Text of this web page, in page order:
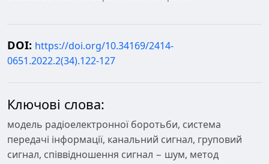
DOI: https://doi.org/10.34169/2414-
0651.2022.2(34).122-127
Ключові слова:
модель радіоелектронної боротьби, система
передачі інформації, канальний сигнал, груповий
сигнал, співвідношення сигнал − шум, метод